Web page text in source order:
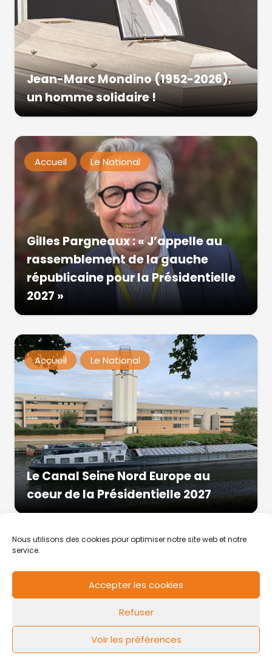
Nous utilisons des cookies pour optimiser notre site web et notre
service.
Accepter les cookies
Refuser
Voir les préférences
Jean-Marc Mondino (1952-2026),
un homme solidaire !
Accueil Le National
Gilles Pargneaux : « J’appelle au
rassemblement de la gauche
républicaine pour la Présidentielle
2027 »
Accueil Le National
Le Canal Seine Nord Europe au
coeur de la Présidentielle 2027
Mentions légales Politique de cookies
FLOW44